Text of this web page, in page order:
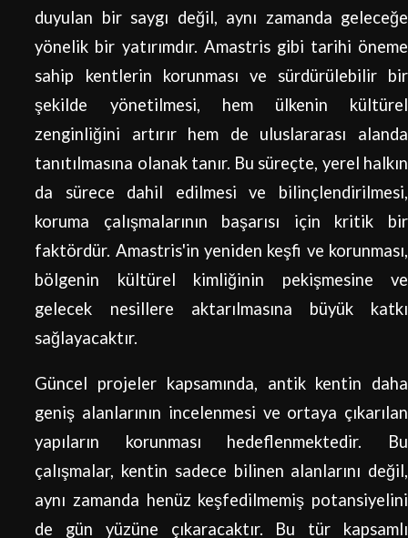
duyulan bir saygı değil, aynı zamanda geleceğe
yönelik bir yatırımdır. Amastris gibi tarihi öneme
sahip kentlerin korunması ve sürdürülebilir bir
şekilde yönetilmesi, hem ülkenin kültürel
zenginliğini artırır hem de uluslararası alanda
tanıtılmasına olanak tanır. Bu süreçte, yerel halkın
da sürece dahil edilmesi ve bilinçlendirilmesi,
koruma çalışmalarının başarısı için kritik bir
faktördür. Amastris'in yeniden keşfi ve korunması,
bölgenin kültürel kimliğinin pekişmesine ve
gelecek nesillere aktarılmasına büyük katkı
sağlayacaktır.
Güncel projeler kapsamında, antik kentin daha
geniş alanlarının incelenmesi ve ortaya çıkarılan
yapıların korunması hedeflenmektedir. Bu
çalışmalar, kentin sadece bilinen alanlarını değil,
aynı zamanda henüz keşfedilmemiş potansiyelini
de gün yüzüne çıkaracaktır. Bu tür kapsamlı